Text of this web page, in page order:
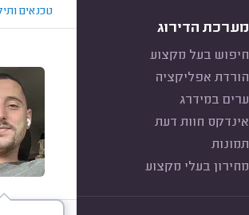
מערכת הדירוג
חיפוש בעל מקצוע
הורדת אפליקציה
ערים במידרג
אינדקס חוות דעת
תמונות
מחירון בעלי מקצוע
טכנאים